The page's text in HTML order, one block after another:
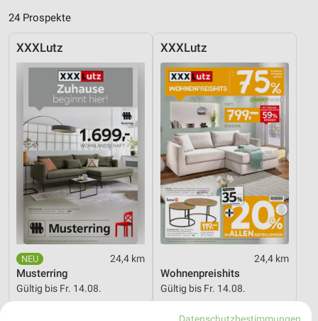
24 Prospekte
XXXLutz
24,4 km
Musterring
Gültig bis Fr. 14.08.
XXXLutz
24,4 km
Wohnenpreishits
Gültig bis Fr. 14.08.
Datenschutzbestimmungen